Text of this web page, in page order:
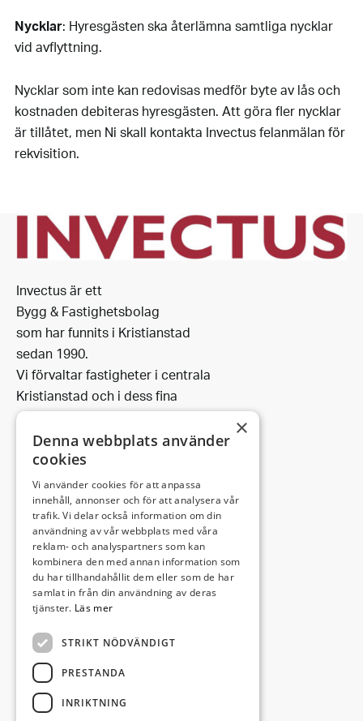
Nycklar: Hyresgästen ska återlämna samtliga nycklar
vid avflyttning.
Nycklar som inte kan redovisas medför byte av lås och
kostnaden debiteras hyresgästen. Att göra fler nycklar
är tillåtet, men Ni skall kontakta Invectus felanmälan för
rekvisition.
Invectus är ett
Bygg & Fastighetsbolag
som har funnits i Kristianstad
sedan 1990.
Vi förvaltar fastigheter i centrala
Kristianstad och i dess fina
omgivning.
Leveransadress:
Björkhemsvägen 9
291 54 Kristianstad
Besöksadress:
Västra Boulevarden 41
(enligt överenskommelse)
info@invectus.net
×
Denna webbplats använder
cookies
Vi använder cookies för att anpassa
innehåll, annonser och för att analysera vår
trafik. Vi delar också information om din
användning av vår webbplats med våra
reklam- och analyspartners som kan
kombinera den med annan information som
du har tillhandahållit dem eller som de har
samlat in från din användning av deras
tjänster. Läs mer
STRIKT NÖDVÄNDIGT
PRESTANDA
INRIKTNING